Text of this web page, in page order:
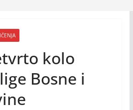
kolo
Bosne i